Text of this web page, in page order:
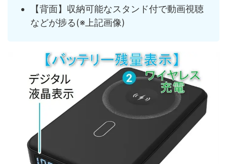
【背面】収納可能なスタンド付で動画視聴
などが捗る(※上記画像)